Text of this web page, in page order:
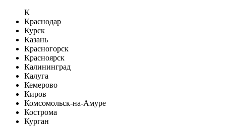
К
Краснодар
Курск
Казань
Красногорск
Красноярск
Калининград
Калуга
Кемерово
Киров
Комсомольск-на-Амуре
Кострома
Курган